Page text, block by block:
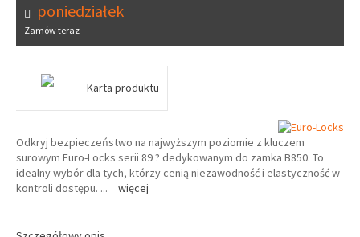
poniedziałek
Zamów teraz
Karta produktu
Odkryj bezpieczeństwo na najwyższym poziomie z kluczem
surowym Euro-Locks serii 89 ? dedykowanym do zamka B850. To
idealny wybór dla tych, którzy cenią niezawodność i elastyczność w
kontroli dostępu. ... więcej